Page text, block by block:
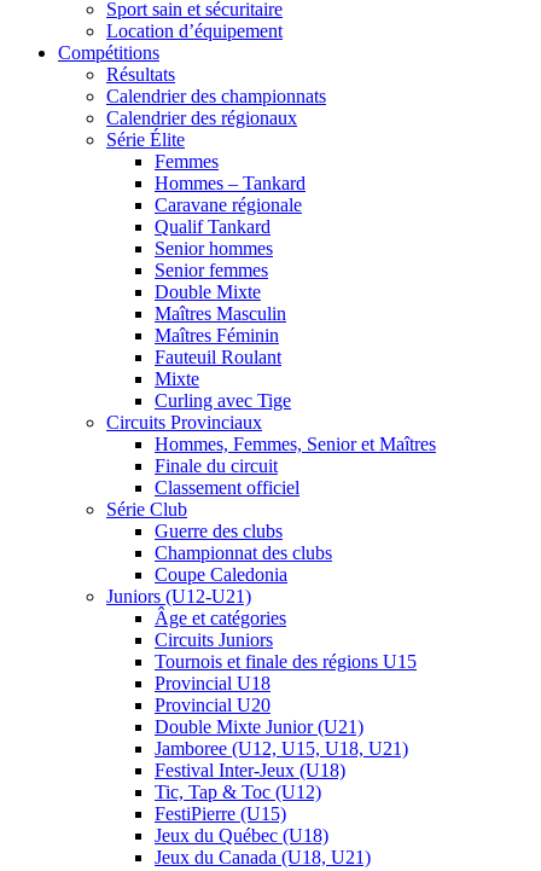
Sport sain et sécuritaire
Location d’équipement
Compétitions
Résultats
Calendrier des championnats
Calendrier des régionaux
Série Élite
Femmes
Hommes – Tankard
Caravane régionale
Qualif Tankard
Senior hommes
Senior femmes
Double Mixte
Maîtres Masculin
Maîtres Féminin
Fauteuil Roulant
Mixte
Curling avec Tige
Circuits Provinciaux
Hommes, Femmes, Senior et Maîtres
Finale du circuit
Classement officiel
Série Club
Guerre des clubs
Championnat des clubs
Coupe Caledonia
Juniors (U12-U21)
Âge et catégories
Circuits Juniors
Tournois et finale des régions U15
Provincial U18
Provincial U20
Double Mixte Junior (U21)
Jamboree (U12, U15, U18, U21)
Festival Inter-Jeux (U18)
Tic, Tap & Toc (U12)
FestiPierre (U15)
Jeux du Québec (U18)
Jeux du Canada (U18, U21)